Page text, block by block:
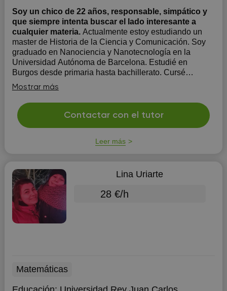
Soy un chico de 22 años, responsable, simpático y
que siempre intenta buscar el lado interesante a
cualquier materia. Actualmente estoy estudiando un
master de Historia de la Ciencia y Comunicación. Soy
graduado en Nanociencia y Nanotecnología en la
Universidad Autónoma de Barcelona. Estudié en
Burgos desde primaria hasta bachillerato. Cursé
bachillerato internacional en el IES Cardenal López de
Mendoza. Tengo una...
Mostrar más
Contactar con el tutor
Leer más
Lina Uriarte
28 €/h
Matemáticas